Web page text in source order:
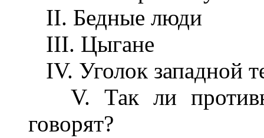
II. Бедные люди
III. Цыгане
IV. Уголок западной
V. Так ли
говорят?